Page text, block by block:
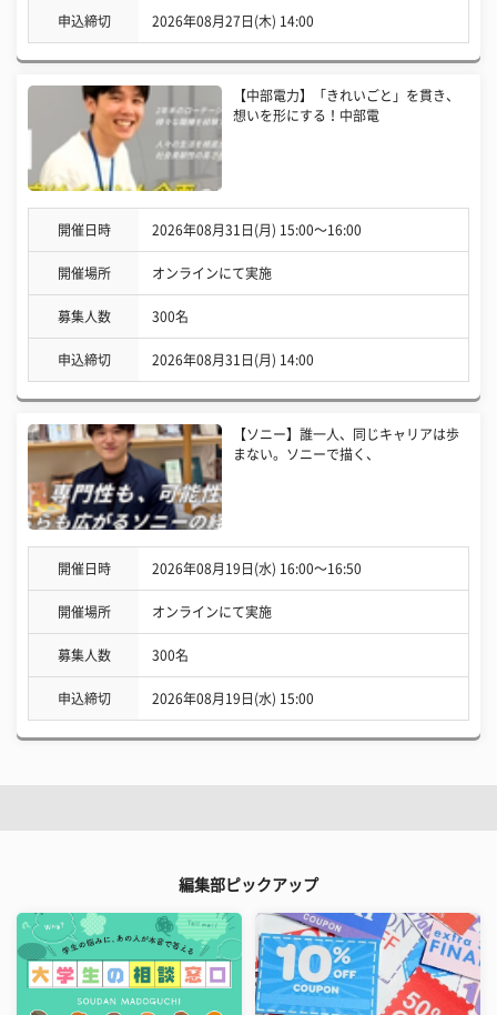
申込締切 2026年08月27日(木) 14:00
【中部電力】「きれいごと」を貫き、
想いを形にする！中部電
開催日時 2026年08月31日(月) 15:00〜16:00
開催場所 オンラインにて実施
募集人数 300名
申込締切 2026年08月31日(月) 14:00
【ソニー】誰一人、同じキャリアは歩
まない。ソニーで描く、
開催日時 2026年08月19日(水) 16:00〜16:50
開催場所 オンラインにて実施
募集人数 300名
申込締切 2026年08月19日(水) 15:00
編集部ピックアップ